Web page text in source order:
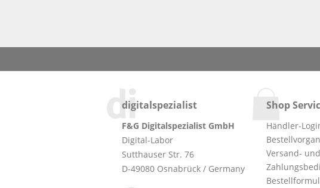
digitalspezialist
F&G Digitalspezialist GmbH
Digital-Labor
Sutthauser Str. 76
D-49080 Osnabrück / Germany
Shop
Händler-
Versand- und